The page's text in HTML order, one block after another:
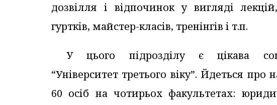
дозвілля і відпочинок у вигляді
гуртків, майстер-класів, тренінгів і т.п.
У цього підрозділу є цікава
“Університет третього віку”. Йдеться про
60 осіб на чотирьох факультетах: